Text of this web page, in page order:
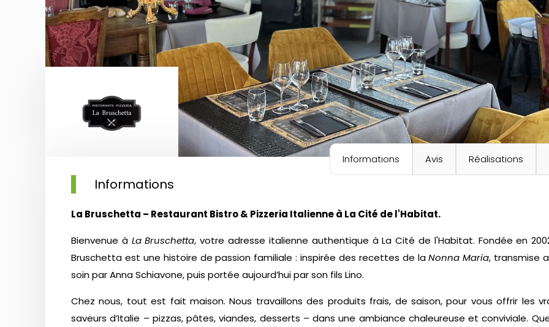
Informations Avis Réalisations
Informations
La Bruschetta – Restaurant Bistro & Pizzeria Italienne à La Cité de l'Habitat.
Bienvenue à La Bruschetta, votre adresse italienne authentique à La Cité de l'Habitat. Fondée en
Bruschetta est une histoire de passion familiale : inspirée des recettes de laNonna Maria, transmise
soin par Anna Schiavone, puis portée aujourd’hui par son fils Lino.
Chez nous, tout est fait maison. Nous travaillons des produits frais, de saison, pour vous offrir les
saveurs d’Italie – pizzas, pâtes, viandes, desserts – dans une ambiance chaleureuse et conviviale.